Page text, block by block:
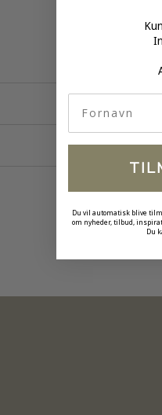
Du vil automatisk blive
om nyheder, tilbud,
Du